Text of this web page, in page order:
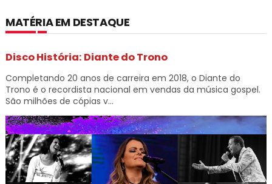
MATÉRIA EM DESTAQUE
Disco História: Diante do Trono
Completando 20 anos de carreira em 2018, o Diante do
Trono é o recordista nacional em vendas da música gospel.
São milhões de cópias v...